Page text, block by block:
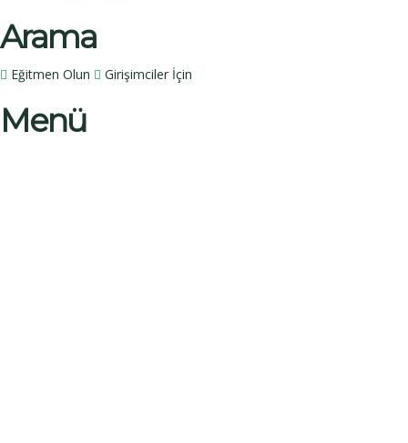
Arama
Eğitmen Olun Girişimciler İçin
Menü